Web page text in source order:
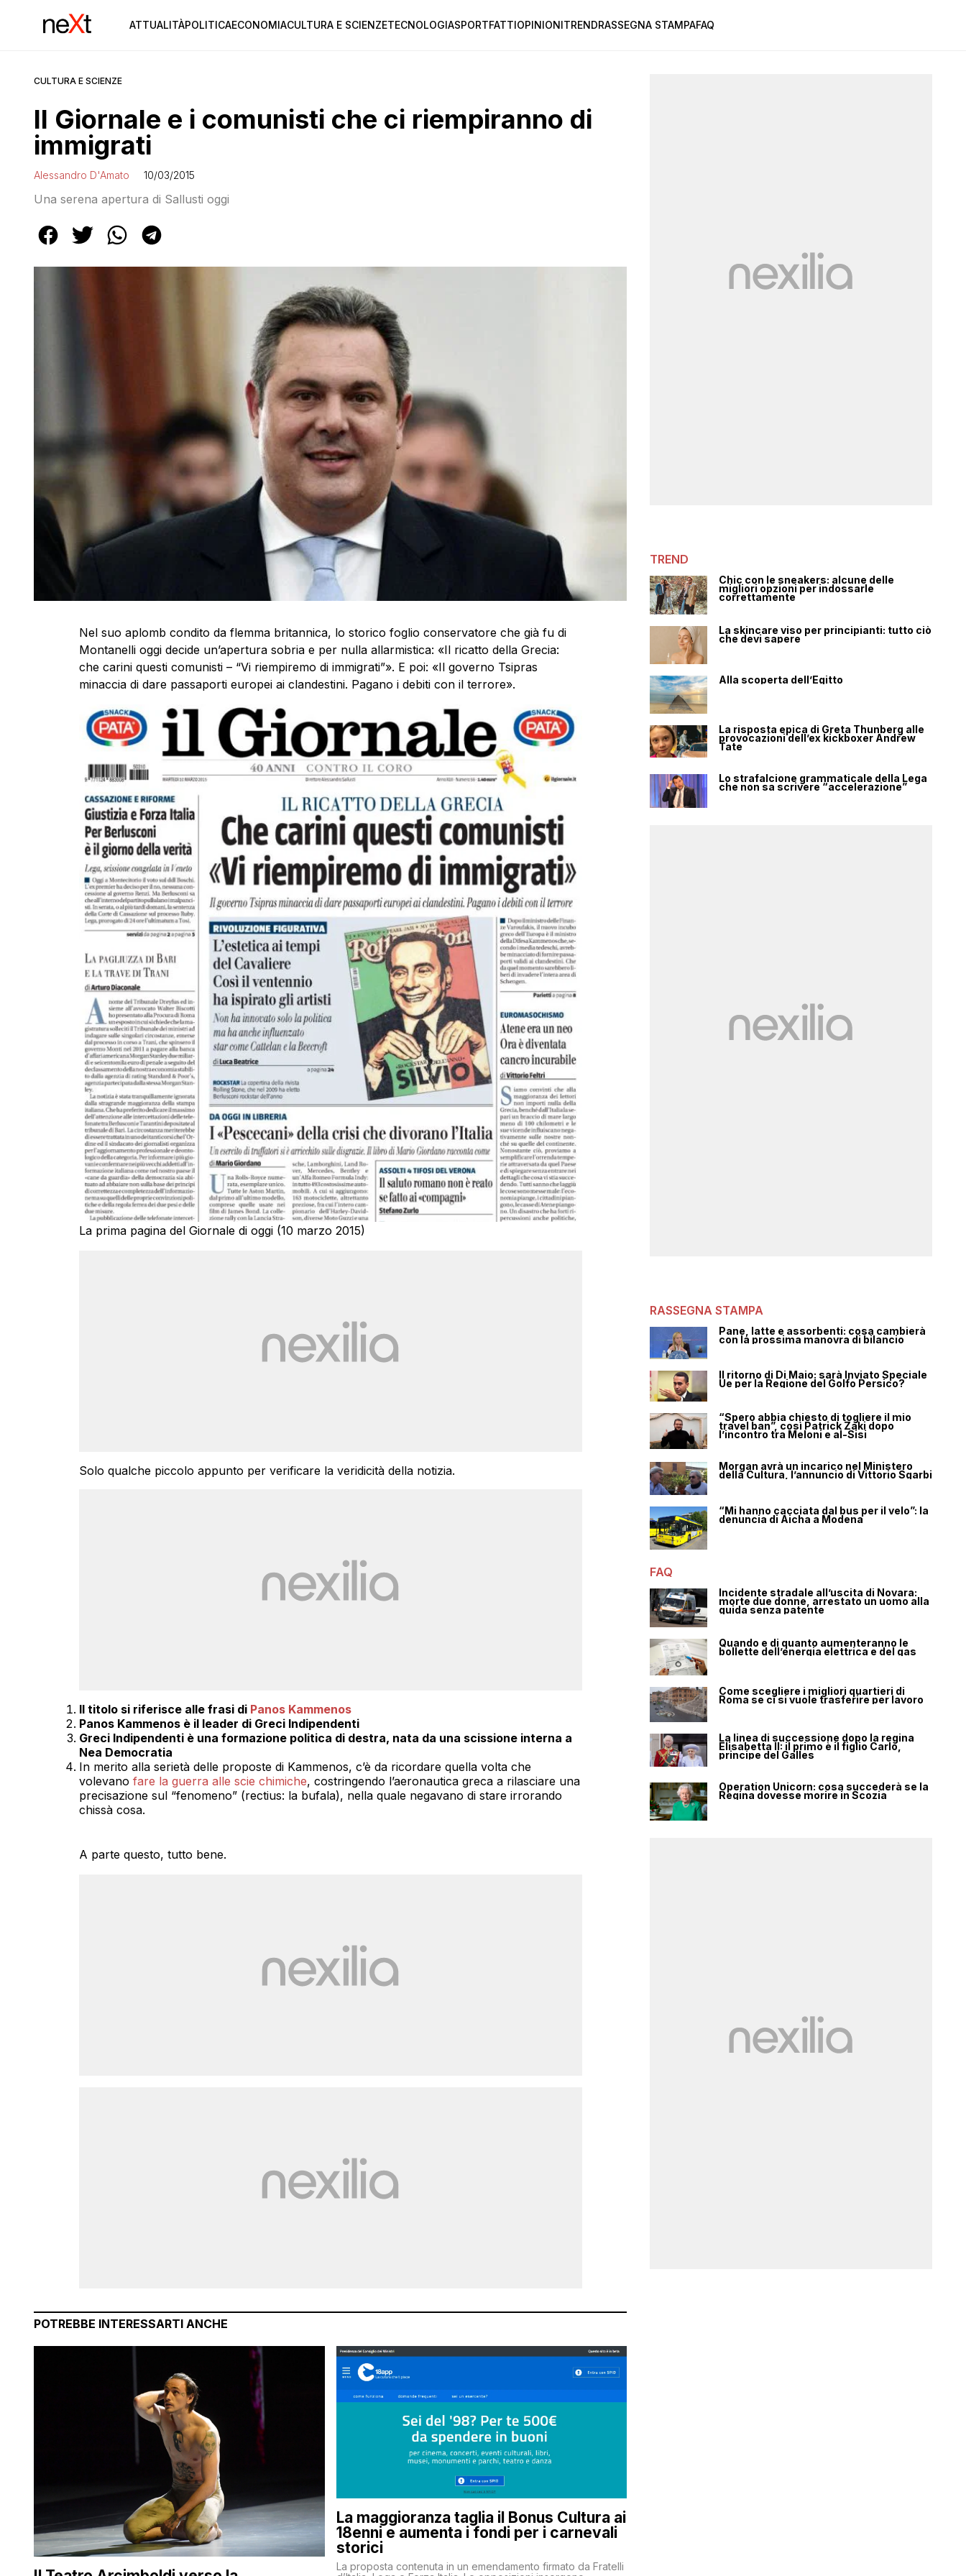
ATTUALITÀPOLITICAECONOMIACULTURA E SCIENZETECNOLOGIASPORTFATTIOPINIONITRENDRASSEGNA STAMPAFAQ
CULTURA E SCIENZE
Il Giornale e i comunisti che ci riempiranno di
immigrati
Alessandro D'Amato 10/03/2015
Una serena apertura di Sallusti oggi
Nel suo aplomb condito da flemma britannica, lo storico foglio conservatore che già fu di
Montanelli oggi decide un’apertura sobria e per nulla allarmistica: «Il ricatto della Grecia:
che carini questi comunisti – “Vi riempiremo di immigrati”». E poi: «Il governo Tsipras
minaccia di dare passaporti europei ai clandestini. Pagano i debiti con il terrore».
La prima pagina del Giornale di oggi (10 marzo 2015)
Solo qualche piccolo appunto per verificare la veridicità della notizia.
Il titolo si riferisce alle frasi di Panos Kammenos
Panos Kammenos è il leader di Greci Indipendenti
Greci Indipendenti è una formazione politica di destra, nata da una scissione interna a
Nea Democratia
In merito alla serietà delle proposte di Kammenos, c’è da ricordare quella volta che
volevano fare la guerra alle scie chimiche, costringendo l’aeronautica greca a rilasciare una
precisazione sul “fenomeno” (rectius: la bufala), nella quale negavano di stare irrorando
chissà cosa.
A parte questo, tutto bene.
POTREBBE INTERESSARTI ANCHE
La maggioranza taglia il Bonus Cultura ai
18enni e aumenta i fondi per i carnevali
storici
La proposta contenuta in un emendamento firmato da Fratelli
TREND
Chic con le sneakers: alcune delle
migliori opzioni per indossarle
correttamente
La skincare viso per principianti: tutto ciò
che devi sapere
Alla scoperta dell’Egitto
La risposta epica di Greta Thunberg alle
provocazioni dell’ex kickboxer Andrew
Tate
Lo strafalcione grammaticale della Lega
che non sa scrivere “accelerazione”
RASSEGNA STAMPA
Pane, latte e assorbenti: cosa cambierà
con la prossima manovra di bilancio
Il ritorno di Di Maio: sarà Inviato Speciale
Ue per la Regione del Golfo Persico?
“Spero abbia chiesto di togliere il mio
travel ban”, così Patrick Zaki dopo
l’incontro tra Meloni e al-Sisi
Morgan avrà un incarico nel Ministero
della Cultura, l’annuncio di Vittorio Sgarbi
“Mi hanno cacciata dal bus per il velo”: la
denuncia di Aicha a Modena
FAQ
Incidente stradale all’uscita di Novara:
morte due donne, arrestato un uomo alla
guida senza patente
Quando e di quanto aumenteranno le
bollette dell’energia elettrica e del gas
Come scegliere i migliori quartieri di
Roma se ci si vuole trasferire per lavoro
La linea di successione dopo la regina
Elisabetta II: il primo è il figlio Carlo,
principe del Galles
Operation Unicorn: cosa succederà se la
Regina dovesse morire in Scozia